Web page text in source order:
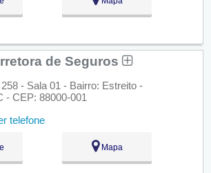
de Seguros
- Sala 01 - Bairro: Estreito -
- CEP: 88000-001
telefone
Mapa